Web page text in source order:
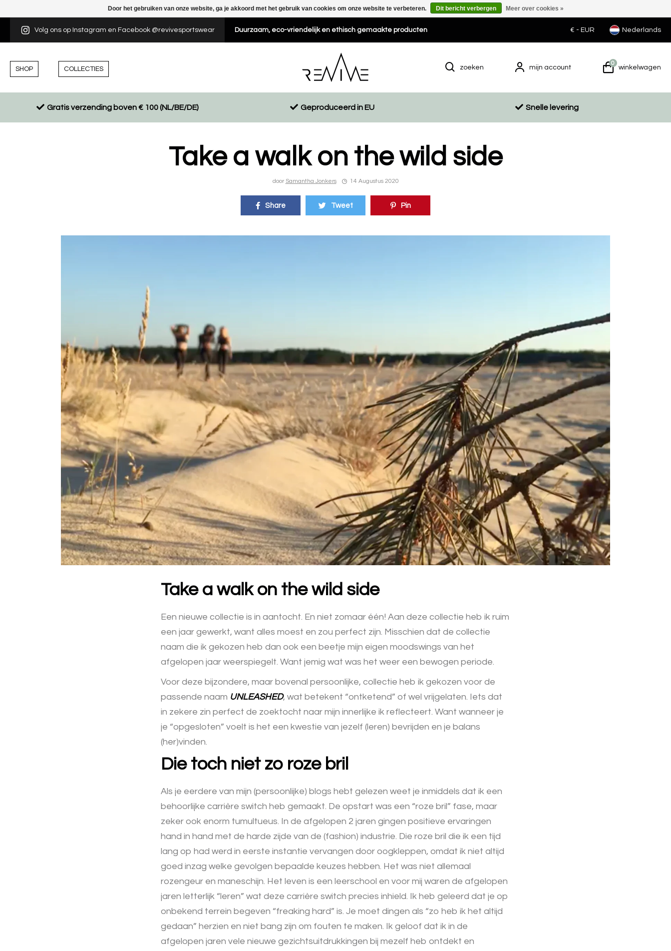
Volg ons op Instagram en Facebook @revivesportswear Duurzaam, eco-vriendelijk en ethisch gemaakte producten € - EUR Nederlands
SHOP COLLECTIES zoeken mijn account
0
winkelwagen
Gratis verzending boven € 100 (NL/BE/DE) Geproduceerd in EU Snelle levering
Take a walk on the wild side
door Samantha Jonkers 14 Augustus 2020
Share Tweet Pin
Take a walk on the wild side
Een nieuwe collectie is in aantocht. En niet zomaar één! Aan deze collectie heb ik ruim
een jaar gewerkt, want alles moest en zou perfect zijn. Misschien dat de collectie
naam die ik gekozen heb dan ook een beetje mijn eigen moodswings van het
afgelopen jaar weerspiegelt. Want jemig wat was het weer een bewogen periode.
Voor deze bijzondere, maar bovenal persoonlijke, collectie heb ik gekozen voor de
passende naam UNLEASHED, wat betekent “ontketend” of wel vrijgelaten. Iets dat
in zekere zin perfect de zoektocht naar mijn innerlijke ik reflecteert. Want wanneer je
je “opgesloten” voelt is het een kwestie van jezelf (leren) bevrijden en je balans
(her)vinden.
Die toch niet zo roze bril
Als je eerdere van mijn (persoonlijke) blogs hebt gelezen weet je inmiddels dat ik een
behoorlijke carrière switch heb gemaakt. De opstart was een “roze bril” fase, maar
zeker ook enorm tumultueus. In de afgelopen 2 jaren gingen positieve ervaringen
hand in hand met de harde zijde van de (fashion) industrie. Die roze bril die ik een tijd
lang op had werd in eerste instantie vervangen door oogkleppen, omdat ik niet altijd
goed inzag welke gevolgen bepaalde keuzes hebben. Het was niet allemaal
rozengeur en maneschijn. Het leven is een leerschool en voor mij waren de afgelopen
jaren letterlijk “leren” wat deze carrière switch precies inhield. Ik heb geleerd dat je op
onbekend terrein begeven “freaking hard” is. Je moet dingen als “zo heb ik het altijd
gedaan” herzien en niet bang zijn om fouten te maken. Ik geloof dat ik in de
afgelopen jaren vele nieuwe gezichtsuitdrukkingen bij mezelf heb ontdekt en
Door het gebruiken van onze website, ga je akkoord met het gebruik van cookies om onze website te verbeteren. Dit bericht verbergen Meer over cookies »